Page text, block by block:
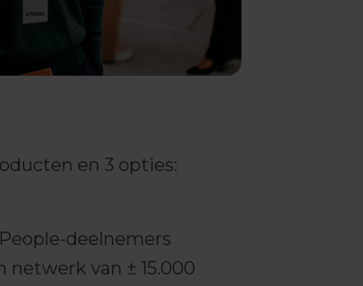
en 3 opties:
deelnemers
van ± 15.000